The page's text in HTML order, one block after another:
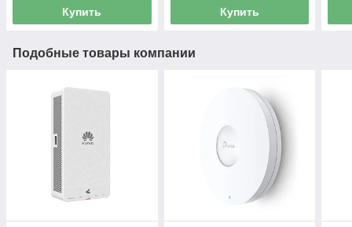
Купить Купить
Подобные товары компании